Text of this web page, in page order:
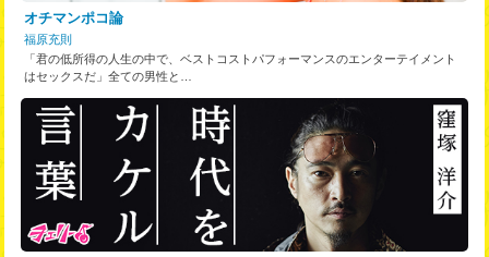
オチマンポコ論
福原充則
「君の低所得の人生の中で、ベストコストパフォーマンスのエンターテイメント
はセックスだ」全ての男性と…